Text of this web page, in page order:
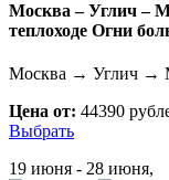
Москва – Углич –
теплоходе Огни
Москва → Углич →
Цена от: 44390
Выбрать
19 июня - 28 июня,